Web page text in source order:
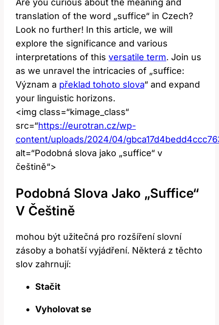
Are you curious about the meaning and
translation of the word „suffice“ in Czech?
Look no further! In this article, we will
explore the significance and various
interpretations of this versatile term. Join us
as we unravel the intricacies of „suffice:
Význam a překlad tohoto slova“ and expand
your linguistic horizons.
<img class=“kimage_class“
src=“https://eurotran.cz/wp-
content/uploads/2024/04/
alt=“Podobná slova jako „suffice“ v
češtině“>
Podobná Slova Jako „suffice“
V Češtině
mohou být užitečná pro rozšíření slovní
zásoby a bohatší vyjádření. Některá z těchto
slov zahrnují:
Stačit
Vyholovat se